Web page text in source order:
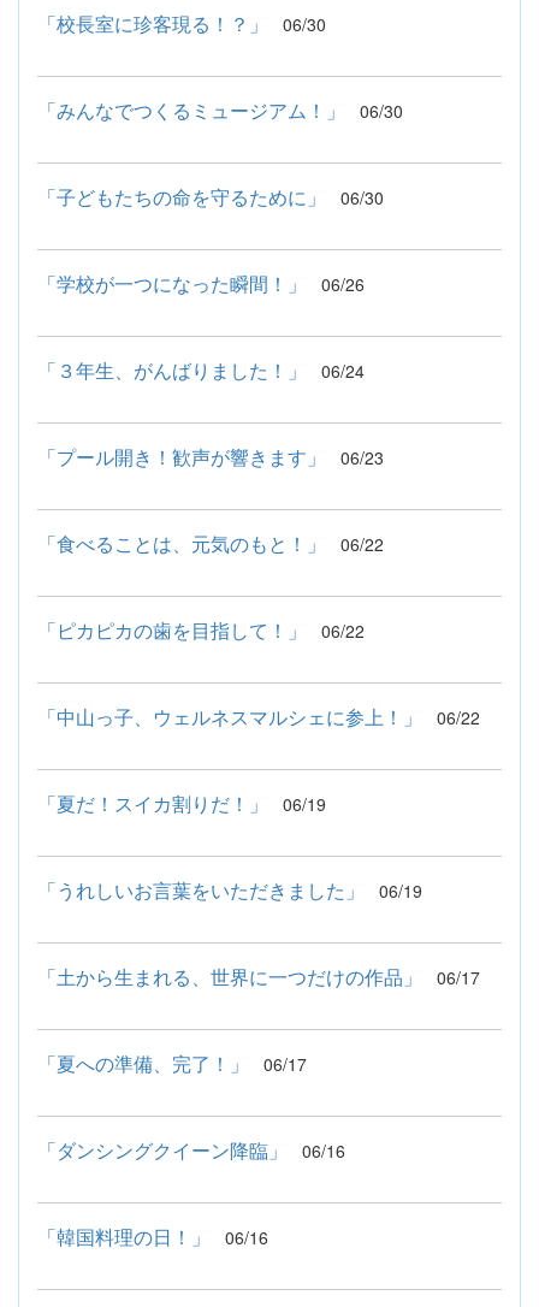
「校長室に珍客現る！？」 06/30
「みんなでつくるミュージアム！」 06/30
「子どもたちの命を守るために」 06/30
「学校が一つになった瞬間！」 06/26
「３年生、がんばりました！」 06/24
「プール開き！歓声が響きます」 06/23
「食べることは、元気のもと！」 06/22
「ピカピカの歯を目指して！」 06/22
「中山っ子、ウェルネスマルシェに参上！」 06/22
「夏だ！スイカ割りだ！」 06/19
「うれしいお言葉をいただきました」 06/19
「土から生まれる、世界に一つだけの作品」 06/17
「夏への準備、完了！」 06/17
「ダンシングクイーン降臨」 06/16
「韓国料理の日！」 06/16